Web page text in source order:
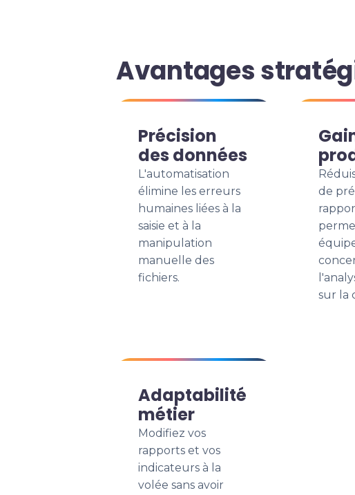
Avantages
Précision
des données
L'automatisation
élimine les erreurs
humaines liées à la
saisie et à la
manipulation
manuelle des
fichiers.
de
sur la
Adaptabilité
métier
Modifiez vos
rapports et vos
indicateurs à la
volée sans avoir